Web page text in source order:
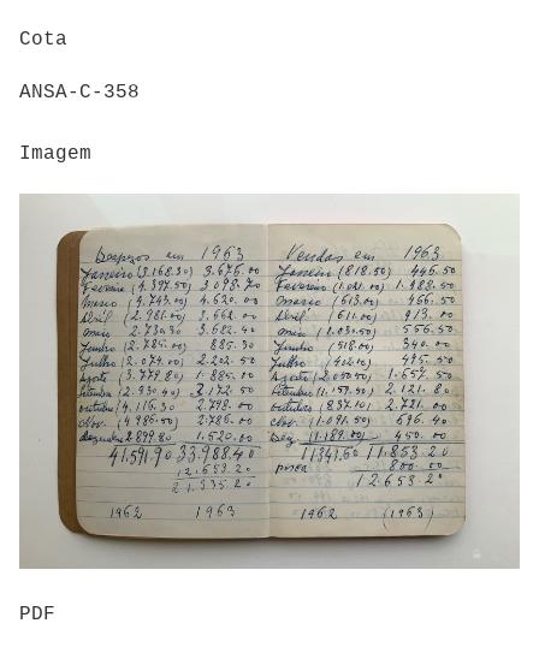
Cota
ANSA-C-358
Imagem
PDF